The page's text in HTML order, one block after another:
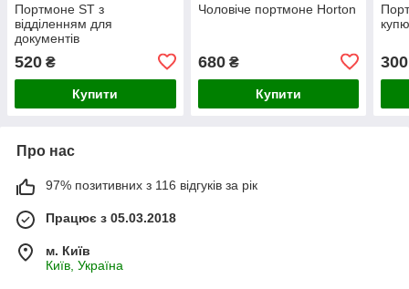
Портмоне ST з
відділенням для
документів
520 ₴
Купити
Чоловіче портмоне Horton
680₴
Купити
300
Про нас
97% позитивних з 116 відгуків за рік
Працює з 05.03.2018
м. Київ
Київ, Україна